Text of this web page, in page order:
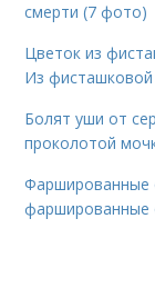
смерти (7 фото)
Цветок из
Из фисташковой
Болят уши от
проколотой
Фаршированные
фаршированные